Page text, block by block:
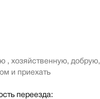
, хозяйственную, добрую,
и приехать
переезда: